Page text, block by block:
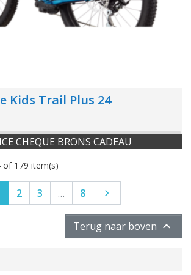
Kids Trail Plus 24
CHEQUE BRONS CADEAU
of 179 item(s)
2 3 … 8 Volgende

Terug naar boven 